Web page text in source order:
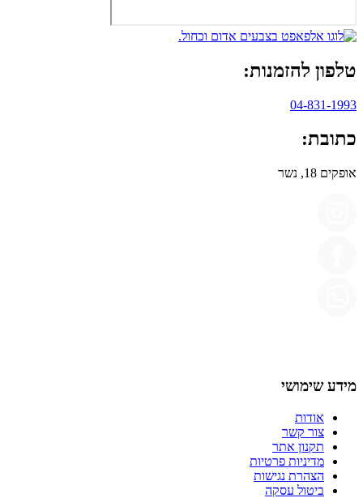
טלפון להזמנות:
04-831-1993
כתובת:
אופקים 18, נשר
מידע שימושי
אודות
צור קשר
תקנון אתר
מדיניות פרטיות
הצהרת נגישות
ביטול עסקה